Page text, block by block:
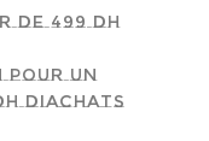
499 dh
pour un
d'achats